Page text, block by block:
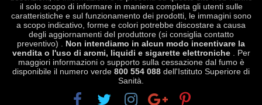
il solo scopo di informare in maniera completa gli utenti sulle
caratteristiche e sul funzionamento dei prodotti, le immagini sono
a scopo indicativo, forme e colori potrebbe discostare a causa
degli aggiornamenti del produttore (si consiglia contatto
preventivo) . Non intendiamo in alcun modo incentivare la
vendita o l'uso di aromi, liquidi e sigarette elettroniche. Per
maggiori informazioni o supporto sulla cessazione dal fumo è
disponibile il numero verde 800 554 088 dell'Istituto Superiore di
Sanità.